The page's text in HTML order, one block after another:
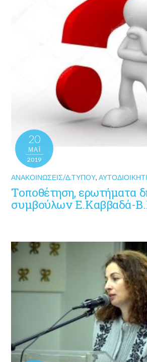
20
ΜΑΪ́
2019
ΑΝΑΚΟΙΝΏΣΕΙΣ/Δ.ΤΎΠΟΥ,
Τοποθέτηση, ερωτήματα
συμβούλων Ε.Καββαδά-